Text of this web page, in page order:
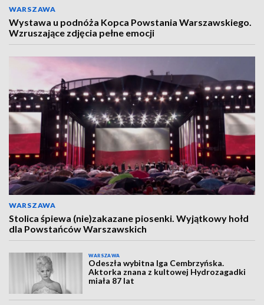
WARSZAWA
Wystawa u podnóża Kopca Powstania Warszawskiego.
Wzruszające zdjęcia pełne emocji
WARSZAWA
Stolica śpiewa (nie)zakazane piosenki. Wyjątkowy hołd
dla Powstańców Warszawskich
WARSZAWA
Odeszła wybitna Iga Cembrzyńska.
Aktorka znana z kultowej Hydrozagadki
miała 87 lat